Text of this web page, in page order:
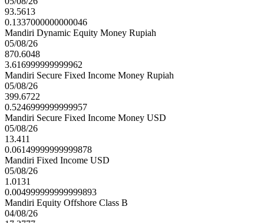
93.5613
0.1337000000000046
Mandiri Dynamic Equity Money Rupiah
05/08/26
870.6048
3.616999999999962
Mandiri Secure Fixed Income Money Rupiah
05/08/26
399.6722
0.5246999999999957
Mandiri Secure Fixed Income Money USD
05/08/26
13.411
0.06149999999999878
Mandiri Fixed Income USD
05/08/26
1.0131
0.004999999999999893
Mandiri Equity Offshore Class B
04/08/26